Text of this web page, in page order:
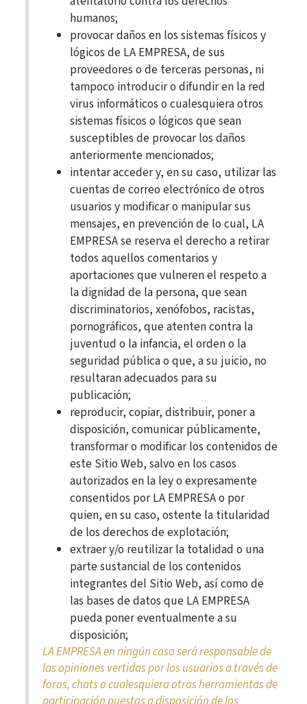
humanos;
provocar daños en los sistemas físicos y
lógicos de LA EMPRESA, de sus
proveedores o de terceras personas, ni
tampoco introducir o difundir en la red
virus informáticos o cualesquiera otros
sistemas físicos o lógicos que sean
susceptibles de provocar los daños
anteriormente mencionados;
intentar acceder y, en su caso, utilizar las
cuentas de correo electrónico de otros
usuarios y modificar o manipular sus
mensajes, en prevención de lo cual, LA
EMPRESA se reserva el derecho a retirar
todos aquellos comentarios y
aportaciones que vulneren el respeto a
la dignidad de la persona, que sean
discriminatorios, xenófobos, racistas,
pornográficos, que atenten contra la
juventud o la infancia, el orden o la
seguridad pública o que, a su juicio, no
resultaran adecuados para su
publicación;
reproducir, copiar, distribuir, poner a
disposición, comunicar públicamente,
transformar o modificar los contenidos de
este Sitio Web, salvo en los casos
autorizados en la ley o expresamente
consentidos por LA EMPRESA o por
quien, en su caso, ostente la titularidad
de los derechos de explotación;
extraer y/o reutilizar la totalidad o una
parte sustancial de los contenidos
integrantes del Sitio Web, así como de
las bases de datos que LA EMPRESA
pueda poner eventualmente a su
disposición;
LA EMPRESA en ningún caso será responsable de
las opiniones vertidas por los usuarios a través de
foros, chats o cualesquiera otras herramientas de